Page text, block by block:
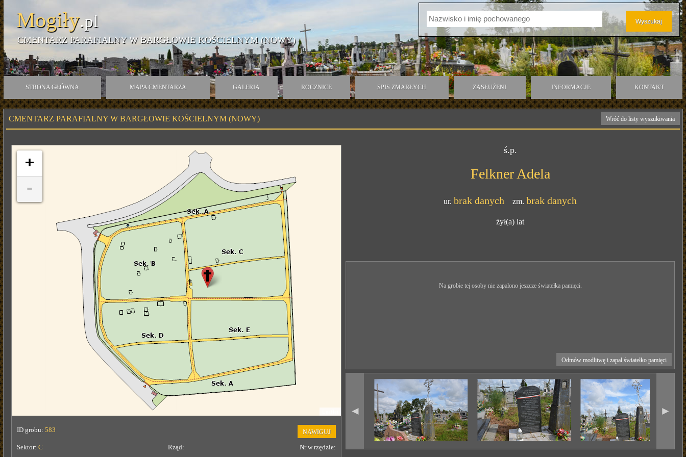
Mogiły.pl
CMENTARZ PARAFIALNY W BARGŁOWIE KOŚCIELNYM (NOWY)
STRONA GŁÓWNA MAPA CMENTARZA GALERIA ROCZNICE SPIS ZMARŁYCH ZASŁUŻENI INFORMACJE KONTAKT
CMENTARZ PARAFIALNY W BARGŁOWIE KOŚCIELNYM (NOWY) Wróć do listy wyszukiwania
+
-
ID grobu: 583 NAWIGUJ
Sektor: C Rząd: Nr w rzędzie:
ś.p.
Felkner Adela
ur. brak danych zm. brak danych
żył(a)lat
Na grobie tej osoby nie zapalono jeszcze światełka pamięci.
Odmów modlitwę i zapal światełko pamięci
◄ ►